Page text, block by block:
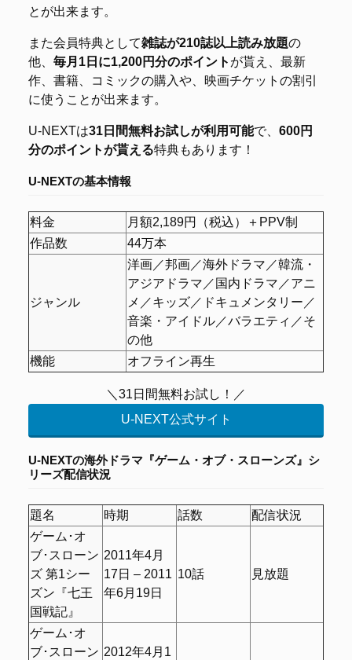
とが出来ます。
また会員特典として雑誌が210誌以上読み放題の
他、 毎月1日に1,200円分のポイント が貰え、最新
作、書籍、コミックの購入や、映画チケットの割引
に使うことが出来ます。
U-NEXTは31日間無料お試しが利用可能で、 600円
分のポイントが貰える特典もあります！
U-NEXTの基本情報
料金
月額2,189円（税込）＋PPV制
作品数
44万本
ジャンル
洋画／邦画／海外ドラマ／韓流・
アジアドラマ／国内ドラマ／アニ
メ／キッズ／ドキュメンタリー／
音楽・アイドル／バラエティ／そ
の他
機能
オフライン再生
＼31日間無料お試し！／
U-NEXT公式サイト
U-NEXTの海外ドラマ『ゲーム・オブ・スローンズ』シ
リーズ配信状況
題名 時期 話数
配信状況
ゲーム･オ
ブ･スローン
ズ 第1シー
ズン『七王
国戦記』
2011年4月
17日 – 2011
年6月19日
10話 見放題
ゲーム･オ
ブ･スローン 2012年4月1